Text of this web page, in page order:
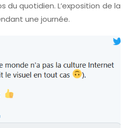
du quotidien. L’exposition de la
une journée.